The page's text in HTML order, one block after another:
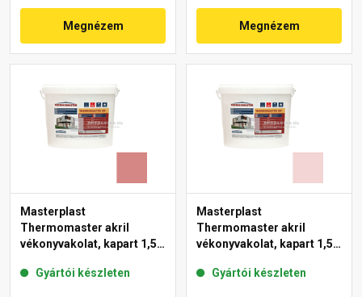
Megnézem Megnézem
Masterplast
Thermomaster akril
vékonyvakolat, kapart 1,5
Gyártói készleten
Masterplast
Thermomaster akril
vékonyvakolat, kapart 1,5
Gyártói készleten